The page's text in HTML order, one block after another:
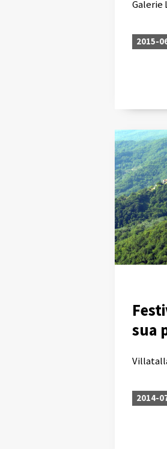
Galerie
2015-
sua
2014-